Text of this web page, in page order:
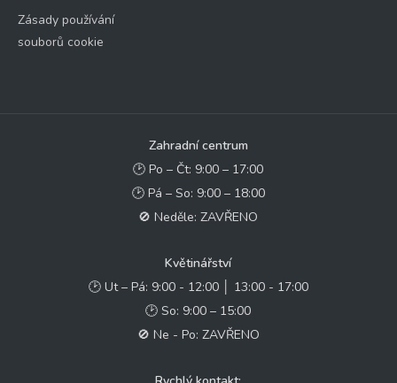
Zásady používání
souborů cookie
Zahradní centrum
🕑 Po – Čt: 9:00 – 17:00
🕑 Pá – So: 9:00 – 18:00
🚫 Neděle: ZAVŘENO
Květinářství
🕑 Ut – Pá: 9:00 - 12:00 │ 13:00 - 17:00
🕑 So: 9:00 – 15:00
🚫 Ne - Po: ZAVŘENO